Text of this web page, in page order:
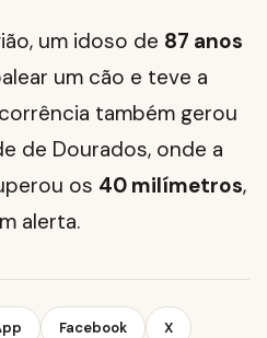
um idoso de 87 anos
um cão e teve a
também gerou
de Dourados, onde a
os 40 milímetros,
alerta.
Facebook X